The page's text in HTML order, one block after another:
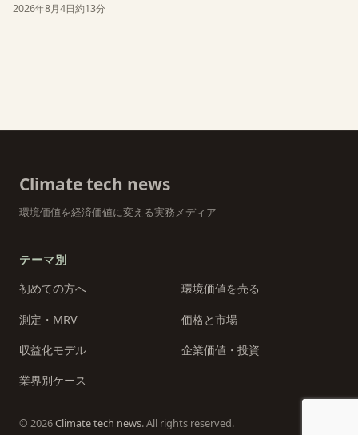
2026年8月4日約13分
Climate tech news
環境価値を経済価値に変える実務メディア
テーマ別
初めての方へ
環境価値を売る
測定・MRV 価格と市場
収益化モデル 企業価値・投資
業界別ケース
© 2026Climate tech news. All rights reserved.